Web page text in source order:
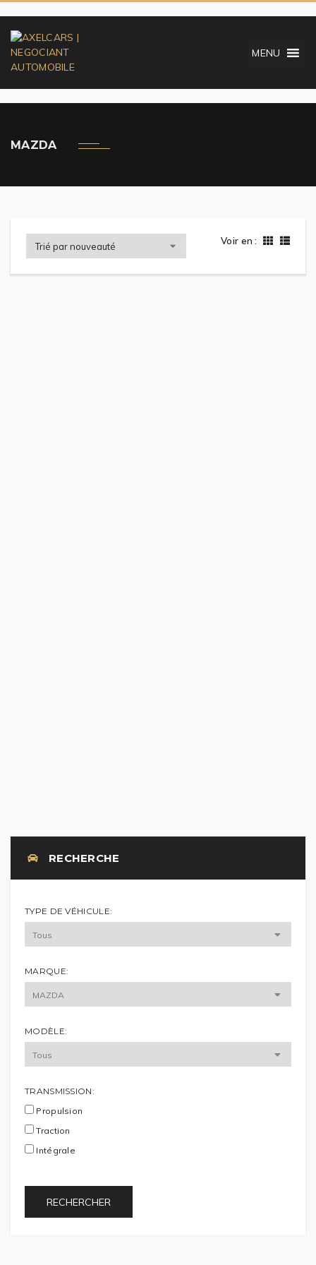
MENU
MAZDA
Voir en :
RECHERCHE
TYPE DE VÉHICULE:
MARQUE:
MODÈLE:
TRANSMISSION:
Propulsion
Traction
Intégrale
RECHERCHER